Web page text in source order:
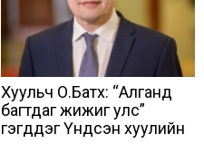
Хуульч О.Батхүү: “Алганд
багтдаг жижиг улс”
гэгддэг Үндсэн хуулийн